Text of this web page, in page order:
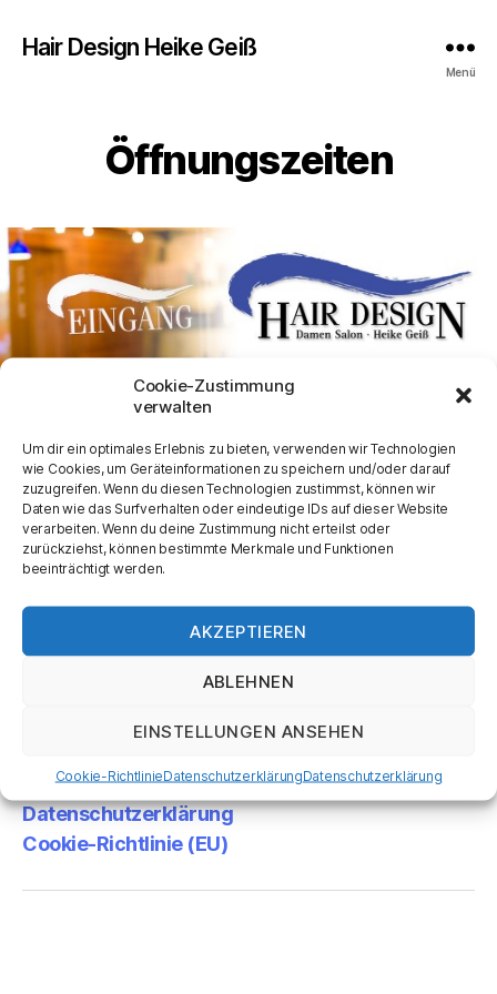
Cookie-Zustimmung
verwalten
Um dir ein optimales Erlebnis zu bieten, verwenden wir Technologien
wie Cookies, um Geräteinformationen zu speichern und/oder darauf
zuzugreifen. Wenn du diesen Technologien zustimmst, können wir
Daten wie das Surfverhalten oder eindeutige IDs auf dieser Website
verarbeiten. Wenn du deine Zustimmung nicht erteilst oder
zurückziehst, können bestimmte Merkmale und Funktionen
beeinträchtigt werden.
AKZEPTIEREN
ABLEHNEN
EINSTELLUNGEN ANSEHEN
Cookie-RichtlinieDatenschutzerklärungDatenschutzerklärung
Hair Design Heike Geiß
Menü
Öffnungszeiten
Sie erreichen uns während
unserer Geschäftszeiten:
Dienstag, Donnerstag von 8 bis 12 Uhr
Mittwoch, Freitag von 8 bis 18 Uhr
Samstag von 8 bis 13 Uhr
Impressum
Datenschutzerklärung
Cookie-Richtlinie (EU)